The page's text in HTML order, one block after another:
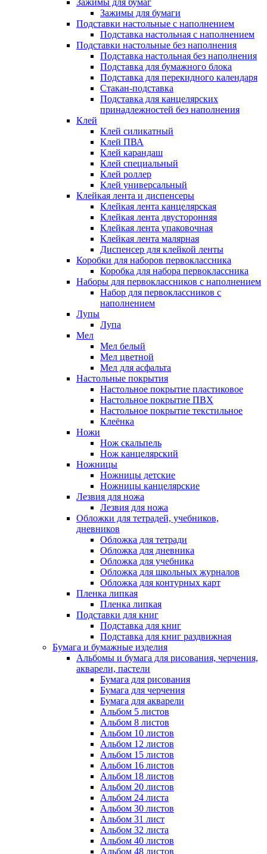
Зажимы для бумаг
Зажимы для бумаги
Подставки настольные с наполнением
Подставка настольная с наполнением
Подставки настольные без наполнения
Подставка настольная без наполнения
Подставка для бумажного блока
Подставка для перекидного календаря
Стакан-подставка
Подставка для канцелярских
принадлежностей без наполнения
Клей
Клей силикатный
Клей ПВА
Клей карандаш
Клей специальный
Клей роллер
Клей универсальный
Клейкая лента и диспенсеры
Клейкая лента канцелярская
Клейкая лента двусторонняя
Клейкая лента упаковочная
Клейкая лента малярная
Диспенсер для клейкой ленты
Коробки для наборов первоклассника
Коробка для набора первоклассника
Наборы для первоклассников с наполнением
Набор для первоклассников с
наполнением
Лупы
Лупа
Мел
Мел белый
Мел цветной
Мел для асфальта
Настольные покрытия
Настольное покрытие пластиковое
Настольное покрытие ПВХ
Настольное покрытие текстильное
Клеёнка
Ножи
Нож скальпель
Нож канцелярский
Ножницы
Ножницы детские
Ножницы канцелярские
Лезвия для ножа
Лезвия для ножа
Обложки для тетрадей, учебников,
дневников
Обложка для тетради
Обложка для дневника
Обложка для учебника
Обложка для школьных журналов
Обложка для контурных карт
Пленка липкая
Пленка липкая
Подставки для книг
Подставка для книг
Подставка для книг раздвижная
Бумага и бумажные изделия
Альбомы и бумага для рисования, черчения,
акварели, пастели
Бумага для рисования
Бумага для черчения
Бумага для акварели
Альбом 5 листов
Альбом 8 листов
Альбом 10 листов
Альбом 12 листов
Альбом 15 листов
Альбом 16 листов
Альбом 18 листов
Альбом 20 листов
Альбом 24 листа
Альбом 30 листов
Альбом 31 лист
Альбом 32 листа
Альбом 40 листов
Альбом 48 листов